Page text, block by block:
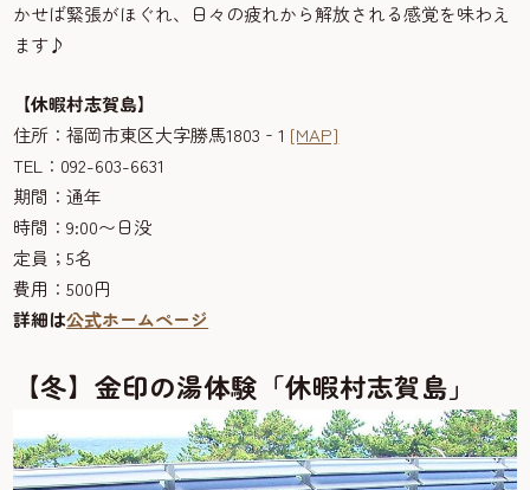
かせば緊張がほぐれ、日々の疲れから解放される感覚を味わえ
ます♪
【休暇村志賀島】
住所：福岡市東区大字勝馬1803‐1 [MAP]
TEL：092-603-6631
期間：通年
時間：9:00〜日没
定員；5名
費用：500円
詳細は公式ホームページ
【冬】金印の湯体験「休暇村志賀島」